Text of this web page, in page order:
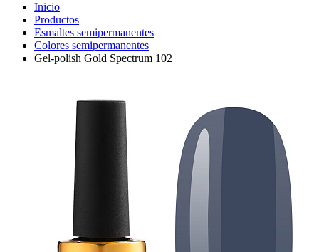
Inicio
Productos
Esmaltes semipermanentes
Colores semipermanentes
Gel-polish Gold Spectrum 102